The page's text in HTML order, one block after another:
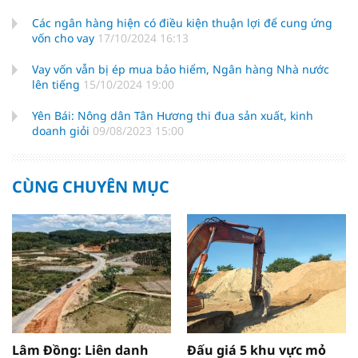
Các ngân hàng hiện có điều kiện thuận lợi để cung ứng
vốn cho vay 17/10/2024 16:13
Vay vốn vẫn bị ép mua bảo hiểm, Ngân hàng Nhà nước
lên tiếng 15/10/2024 19:00
Yên Bái: Nông dân Tân Hương thi đua sản xuất, kinh
doanh giỏi 09/08/2023 15:00
CÙNG CHUYÊN MỤC
Lâm Đồng: Liên danh Đấu giá 5 khu vực mỏ